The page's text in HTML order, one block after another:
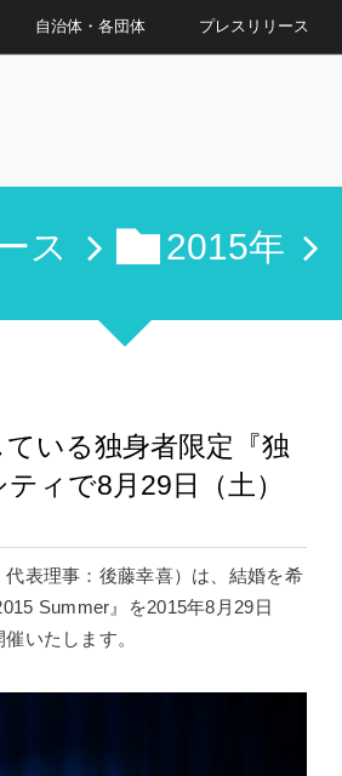
自治体・各団体 プレスリリース
ス 2015年
ている独身者限定『独
ィで8月29日（土）
表理事：後藤幸喜）は、結婚を希
Summer』を2015年8月29日
いたします。